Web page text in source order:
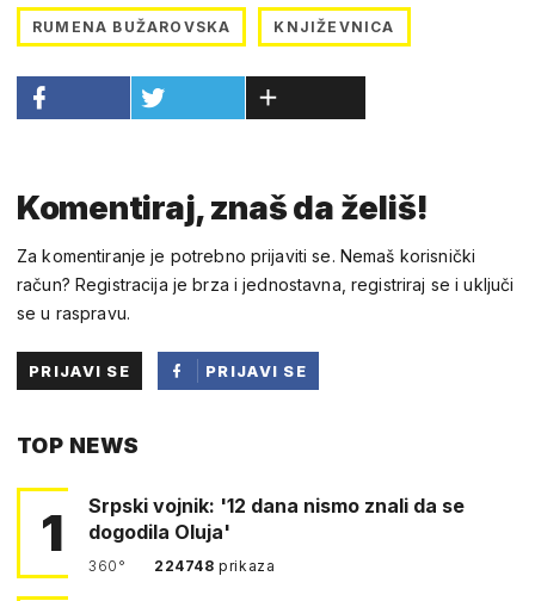
RUMENA BUŽAROVSKA KNJIŽEVNICA
Komentiraj, znaš da želiš!
Za komentiranje je potrebno prijaviti se. Nemaš korisnički
račun? Registracija je brza i jednostavna, registriraj se i uključi
se u raspravu.
PRIJAVI SE
PRIJAVI SE
TOP NEWS
1
Srpski vojnik: '12 dana nismo znali da se
dogodila Oluja'
360° 224748prikaza